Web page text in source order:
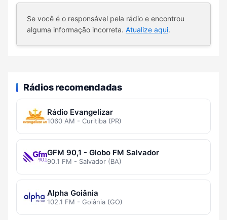
Se você é o responsável pela rádio e encontrou
alguma informação incorreta. Atualize aqui.
Rádios recomendadas
Rádio Evangelizar
1060 AM - Curitiba (PR)
GFM 90,1 - Globo FM Salvador
90.1 FM - Salvador (BA)
Alpha Goiânia
102.1 FM - Goiânia (GO)